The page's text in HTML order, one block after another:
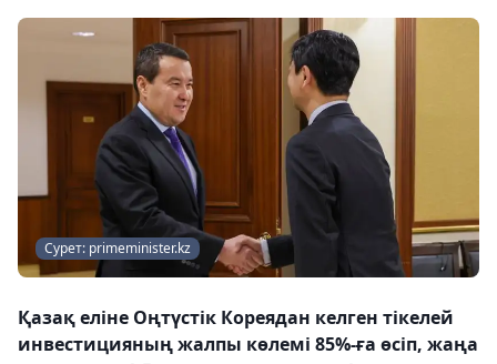
Сурет: primeminister.kz
Қазақ еліне Оңтүстік Кореядан келген тікелей
инвестицияның жалпы көлемі 85%-ға өсіп, жаңа